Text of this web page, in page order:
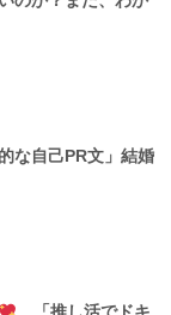
な自己PR文」結婚